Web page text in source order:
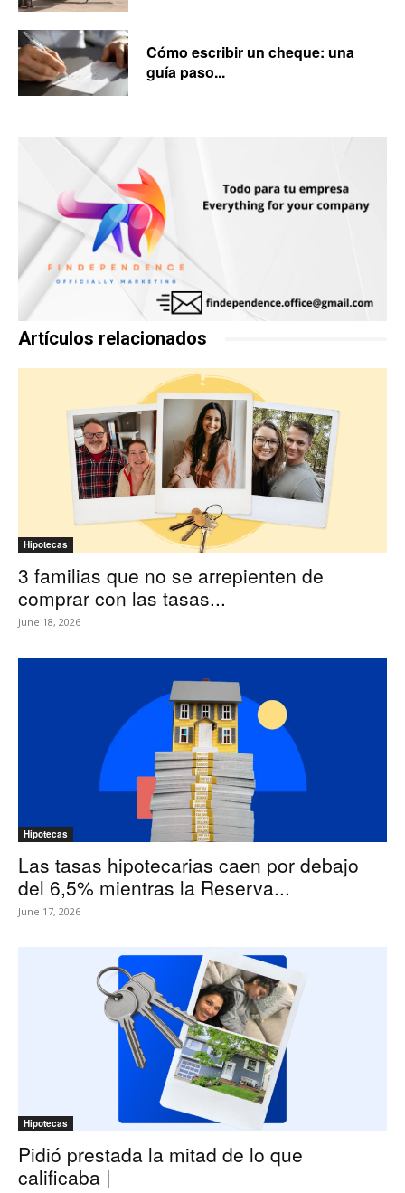
Cómo escribir un cheque: una
guía paso...
Artículos relacionados
Hipotecas
3 familias que no se arrepienten de
comprar con las tasas...
June 18, 2026
Hipotecas
Las tasas hipotecarias caen por debajo
del 6,5% mientras la Reserva...
June 17, 2026
Hipotecas
Pidió prestada la mitad de lo que
calificaba |